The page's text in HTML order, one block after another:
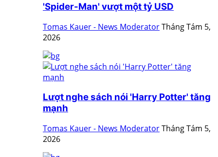
'Spider-Man' vượt một tỷ USD
Tomas Kauer - News ModeratorTháng Tám 5,
2026
Lượt nghe sách nói 'Harry Potter' tăng
mạnh
Tomas Kauer - News ModeratorTháng Tám 5,
2026